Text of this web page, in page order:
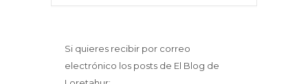
Si quieres recibir por correo
electrónico los posts de El Blog de